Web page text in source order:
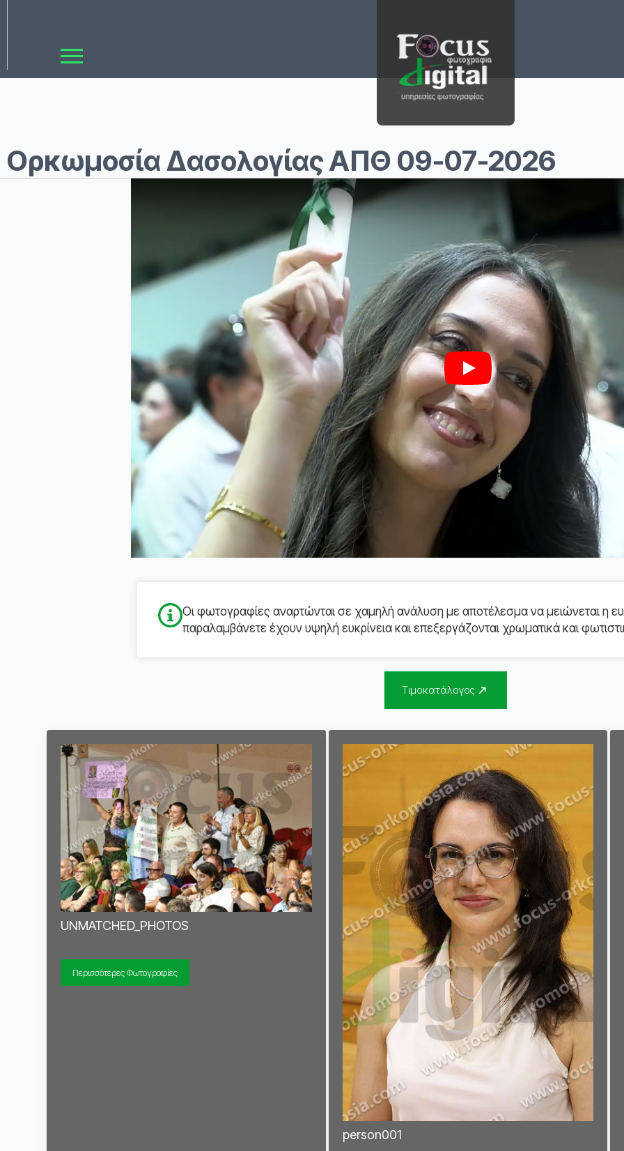
Ορκωμοσία Δασολογίας ΑΠΘ 09-07-2026
Play
Οι φωτογραφίες αναρτώνται σε χαμηλή ανάλυση με αποτέλεσμα να μειώνεται η
παραλαμβάνετε έχουν υψηλή ευκρίνεια και επεξεργάζονται χρωματικά και
Τιμοκατάλογος
UNMATCHED_PHOTOS
Περισσότερες Φωτογραφίες
person001